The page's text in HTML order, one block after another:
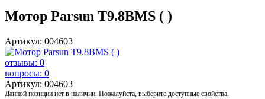
Мотор Parsun T9.8BMS ( )
Артикул: 004603
отзывы: 0
вопросы: 0
Артикул: 004603
Данной позиции нет в наличии. Пожалуйста, выберите доступные свойства.